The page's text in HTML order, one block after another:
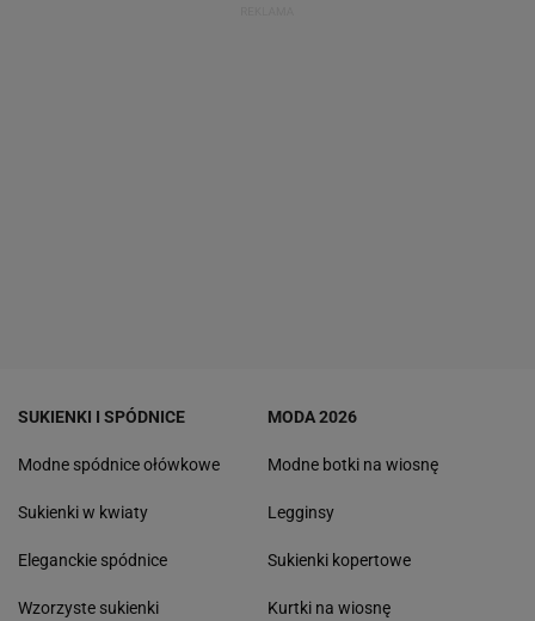
SUKIENKI I SPÓDNICE
Modne spódnice ołówkowe
Sukienki w kwiaty
Eleganckie spódnice
Wzorzyste sukienki
MODA 2026
Modne botki na wiosnę
Legginsy
Sukienki kopertowe
Kurtki na wiosnę